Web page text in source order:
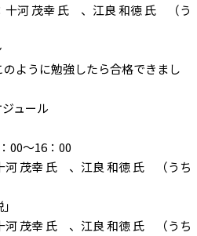
河 茂幸 氏 、江良 和徳 氏 （う
ように勉強したら合格できまし
ュール
～16：00
茂幸 氏 、江良 和徳 氏 （うち
茂幸 氏 、江良 和徳 氏 （うち